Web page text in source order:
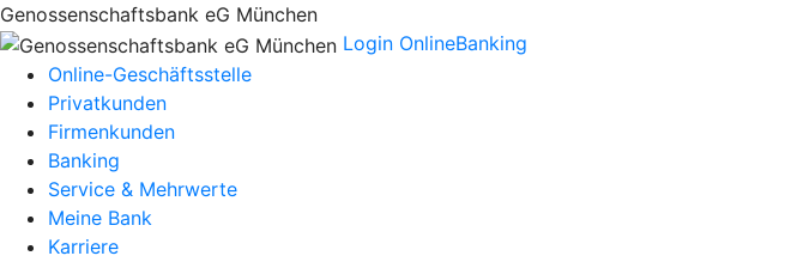
Genossenschaftsbank eG München
Login OnlineBanking
Online-Geschäftsstelle
Privatkunden
Firmenkunden
Banking
Service & Mehrwerte
Meine Bank
Karriere